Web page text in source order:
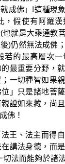
成佛」!這種現
，假使有阿羅
就是大乘通教
)仍然無法成佛
若的最高層次
最重要分野，
一切種智如果
」只是諸地菩
證如來藏，尚
佛！
王、法主而得
講法身德，而
法而能夠於諸